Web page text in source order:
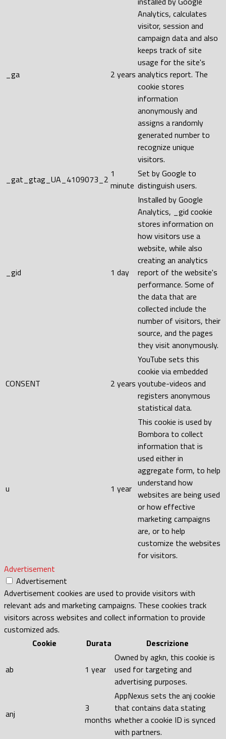
_ga 2 years
Analytics, calculates
visitor, session and
campaign data and also
keeps track of site
usage for the site's
analytics report. The
cookie stores
information
anonymously and
assigns a randomly
generated number to
recognize unique
visitors.
_gat_gtag_UA_4109073_2 1
minute
Set by Google to
distinguish users.
_gid 1 day
Installed by Google
Analytics, _gid cookie
stores information on
how visitors use a
website, while also
creating an analytics
report of the website's
performance. Some of
the data that are
collected include the
number of visitors, their
source, and the pages
they visit anonymously.
CONSENT 2 years
YouTube sets this
cookie via embedded
youtube-videos and
registers anonymous
statistical data.
u 1 year
This cookie is used by
Bombora to collect
information that is
used either in
aggregate form, to help
understand how
websites are being used
or how effective
marketing campaigns
are, or to help
customize the websites
for visitors.
Advertisement
Advertisement
Advertisement cookies are used to provide visitors with
relevant ads and marketing campaigns. These cookies track
visitors across websites and collect information to provide
customized ads.
Cookie
Durata Descrizione
ab 1 year
Owned by agkn, this cookie is
used for targeting and
advertising purposes.
anj
3
months
AppNexus sets the anj cookie
that contains data stating
whether a cookie ID is synced
with partners.